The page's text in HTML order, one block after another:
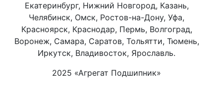
Екатеринбург, Нижний Новгород, Казань,
Челябинск, Омск, Ростов-на-Дону, Уфа,
Красноярск, Краснодар, Пермь, Волгоград,
Воронеж, Самара, Саратов, Тольятти, Тюмень,
Иркутск, Владивосток, Ярославль.
2025 «Агрегат Подшипник»